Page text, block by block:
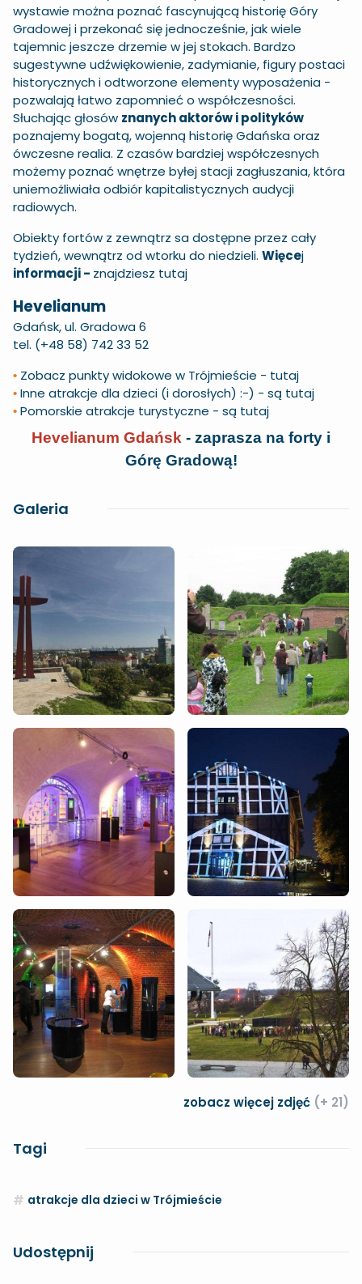
wystawie można poznać fascynującą historię Góry
Gradowej i przekonać się jednocześnie, jak wiele
tajemnic jeszcze drzemie w jej stokach. Bardzo
sugestywne udźwiękowienie, zadymianie, figury postaci
historycznych i odtworzone elementy wyposażenia -
pozwalają łatwo zapomnieć o współczesności.
Słuchając głosów znanych aktorów i polityków
poznajemy bogatą, wojenną historię Gdańska oraz
ówczesne realia. Z czasów bardziej współczesnych
możemy poznać wnętrze byłej stacji zagłuszania, która
uniemożliwiała odbiór kapitalistycznych audycji
radiowych.
Obiekty fortów z zewnątrz sa dostępne przez cały
tydzień, wewnątrz od wtorku do niedzieli. Więcej
informacji - znajdziesz tutaj
Hevelianum
Gdańsk, ul. Gradowa 6
tel. (+48 58) 742 33 52
• Zobacz punkty widokowe w Trójmieście - tutaj
• Inne atrakcje dla dzieci (i dorosłych) :-) - są tutaj
• Pomorskie atrakcje turystyczne - są tutaj
Hevelianum Gdańsk - zaprasza na forty i
Górę Gradową!
Galeria
zobacz więcej zdjęć (+ 21)
Tagi
atrakcje dla dzieci w Trójmieście
Udostępnij